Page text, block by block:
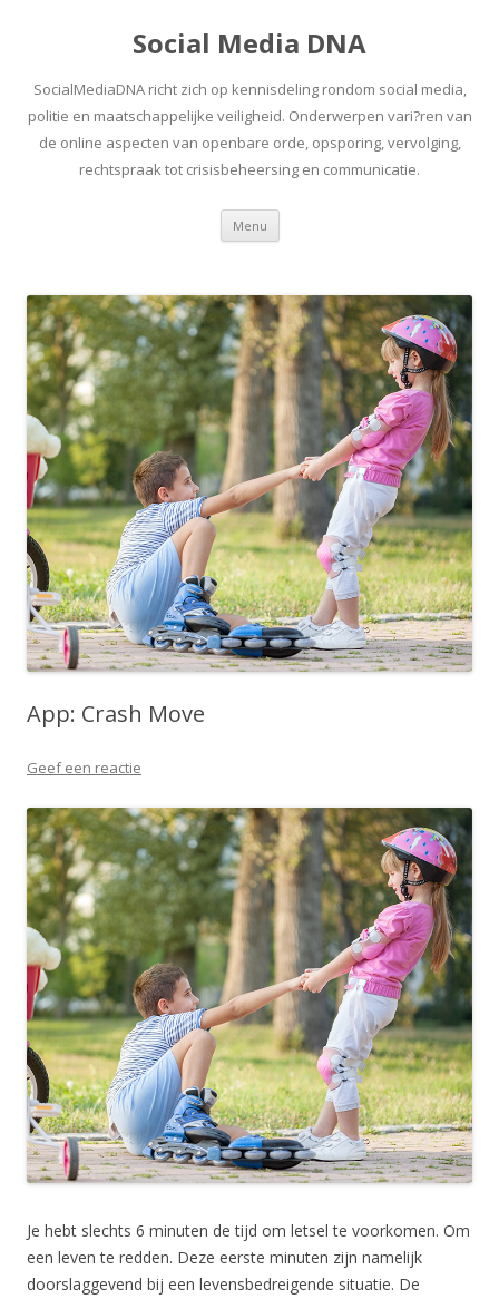
Social Media DNA
SocialMediaDNA richt zich op kennisdeling rondom social media,
politie en maatschappelijke veiligheid. Onderwerpen vari?ren van
de online aspecten van openbare orde, opsporing, vervolging,
rechtspraak tot crisisbeheersing en communicatie.
Menu Spring
inhoud
App: Crash Move
Geef een reactie
Je hebt slechts 6 minuten de tijd om letsel te voorkomen. Om
een leven te redden. Deze eerste minuten zijn namelijk
doorslaggevend bij een levensbedreigende situatie. De